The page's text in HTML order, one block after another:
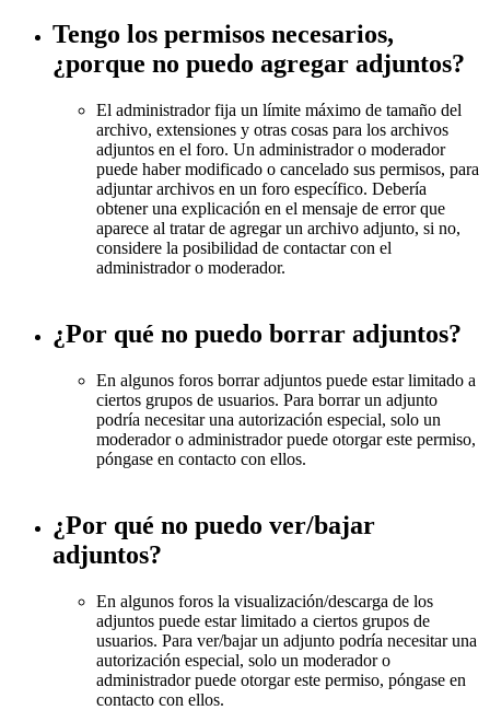
Tengo los permisos necesarios,
¿porque no puedo agregar adjuntos?
El administrador fija un límite máximo de tamaño del
archivo, extensiones y otras cosas para los archivos
adjuntos en el foro. Un administrador o moderador
puede haber modificado o cancelado sus permisos, para
adjuntar archivos en un foro específico. Debería
obtener una explicación en el mensaje de error que
aparece al tratar de agregar un archivo adjunto, si no,
considere la posibilidad de contactar con el
administrador o moderador.
¿Por qué no puedo borrar adjuntos?
En algunos foros borrar adjuntos puede estar limitado a
ciertos grupos de usuarios. Para borrar un adjunto
podría necesitar una autorización especial, solo un
moderador o administrador puede otorgar este permiso,
póngase en contacto con ellos.
¿Por qué no puedo ver/bajar
adjuntos?
En algunos foros la visualización/descarga de los
adjuntos puede estar limitado a ciertos grupos de
usuarios. Para ver/bajar un adjunto podría necesitar una
autorización especial, solo un moderador o
administrador puede otorgar este permiso, póngase en
contacto con ellos.